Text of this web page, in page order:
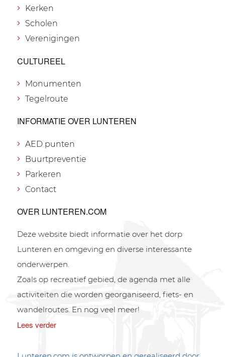
Kerken
Scholen
Verenigingen
CULTUREEL
Monumenten
Tegelroute
INFORMATIE OVER LUNTEREN
AED punten
Buurtpreventie
Parkeren
Contact
OVER LUNTEREN.COM
Deze website biedt informatie over het dorp
Lunteren en omgeving en diverse interessante
onderwerpen.
Zoals op recreatief gebied, de agenda met alle
activiteiten die worden georganiseerd, fiets- en
wandelroutes. En nog veel meer!
Lees verder